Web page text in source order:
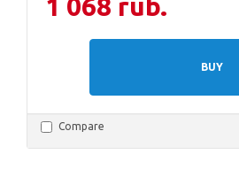
1 068 rub.
BUY
Compare